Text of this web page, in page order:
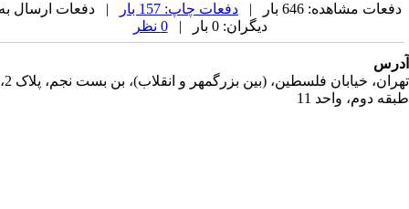
مشاهده: 646 بار | دفعات چاپ: 157 بار
| دفعات ارسال به
دیگران: 0 بار |
تهران، خیابان فلسطین، (بین بزرگمهر و انقلاب)، بن بست نجم، پلاک 2،
دوم، واحد 11